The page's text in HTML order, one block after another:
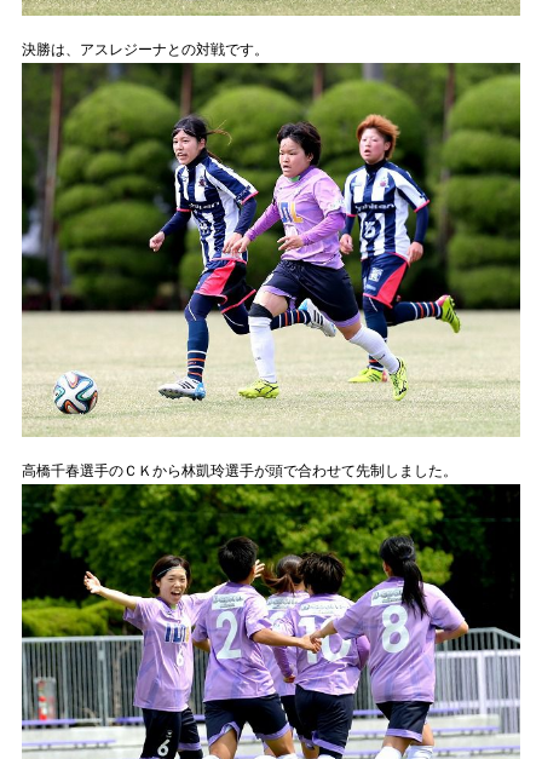
決勝は、アスレジーナとの対戦です。
高橋千春選手のＣＫから林凱玲選手が頭で合わせて先制しました。